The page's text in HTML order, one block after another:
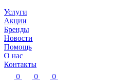
Услуги
Акции
Бренды
Новости
Помощь
О нас
Контакты
0
0
0